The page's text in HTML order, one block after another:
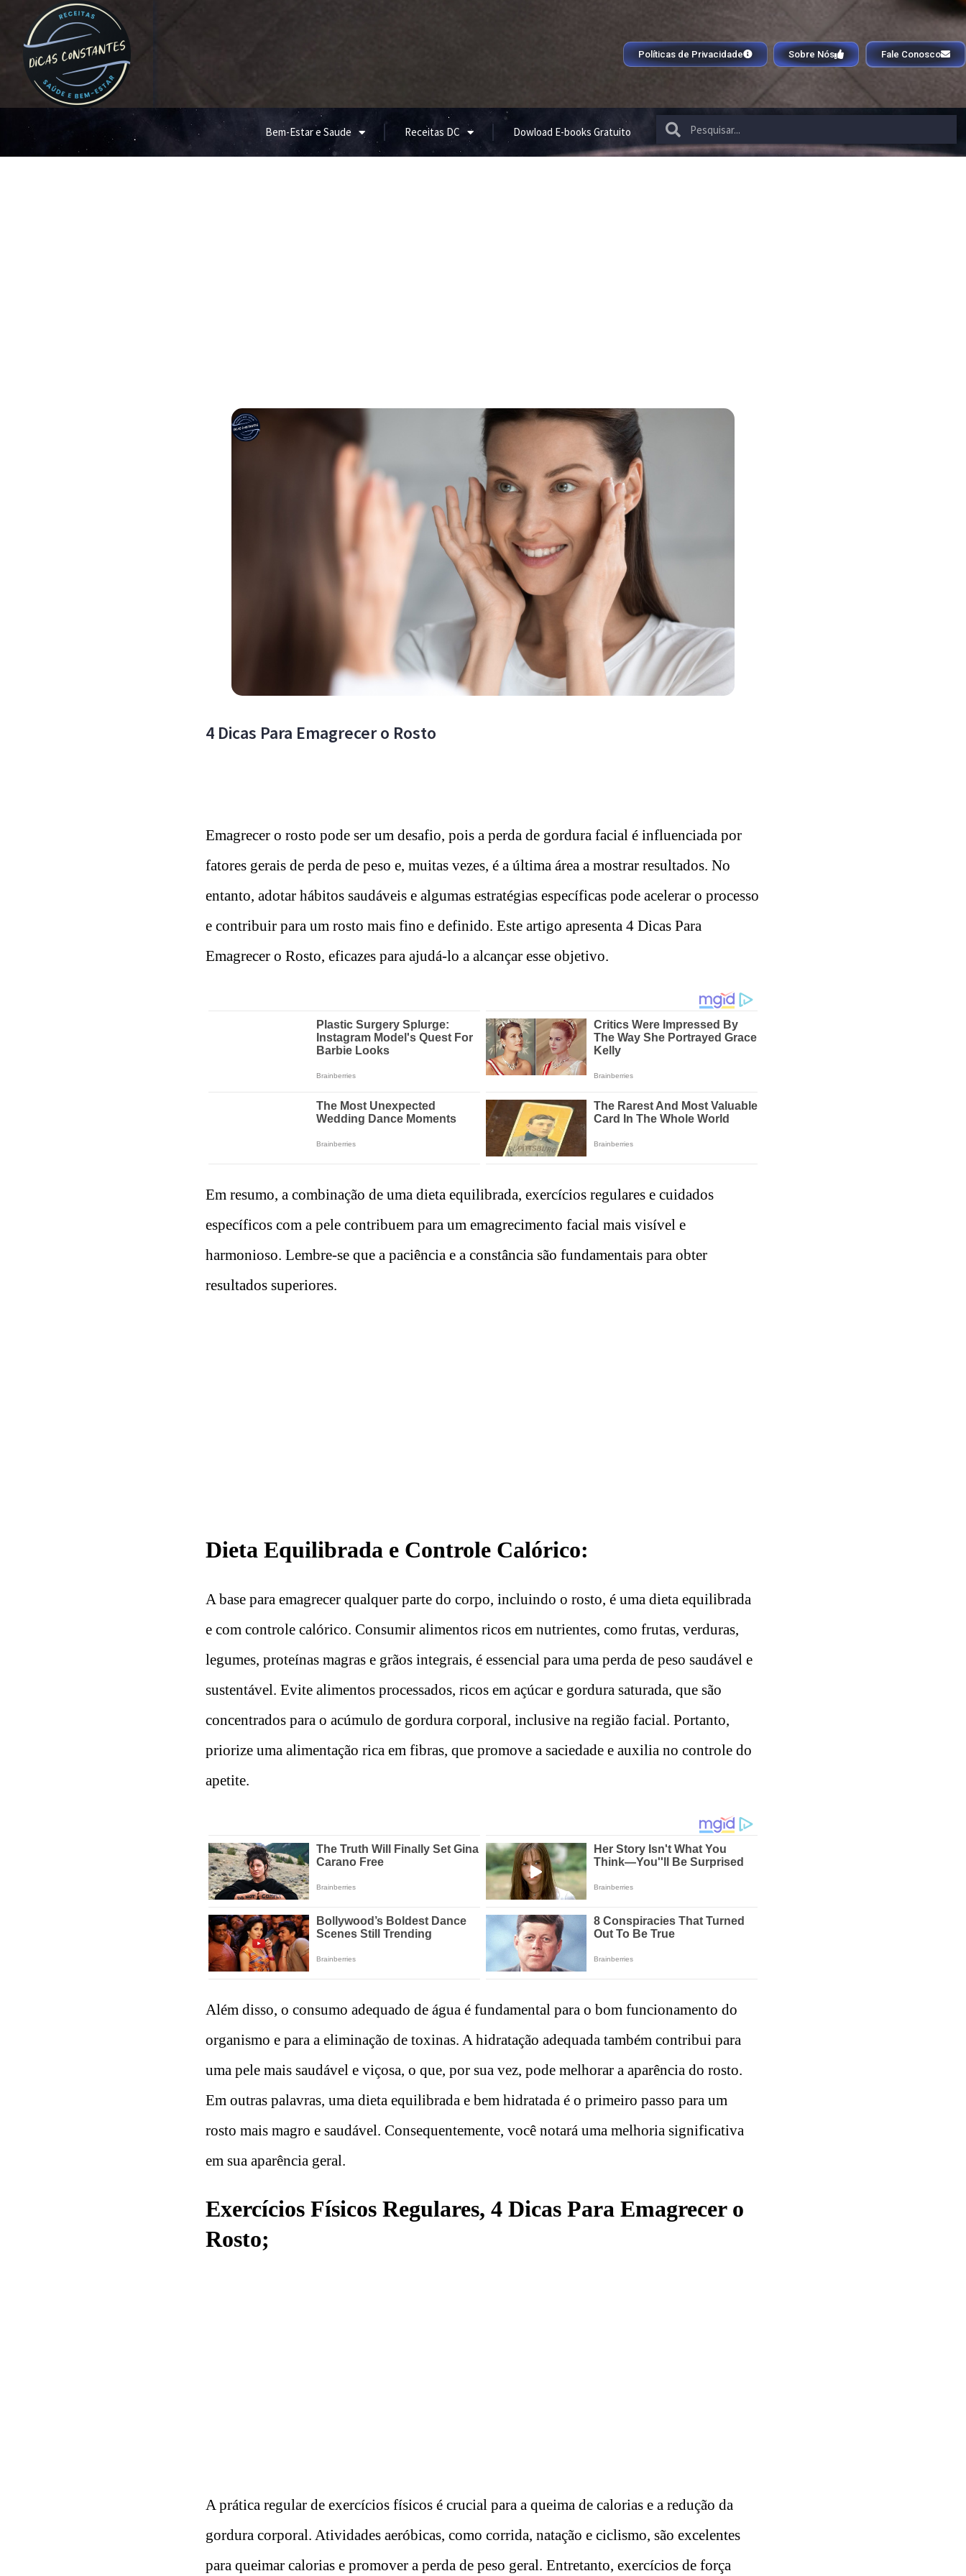
Políticas de Privacidade Sobre Nós Fale Conosco
Bem-Estar e Saude Receitas DC Dowload E-books Gratuito
4 Dicas Para Emagrecer o Rosto
Emagrecer o rosto pode ser um desafio, pois a perda de gordura facial é influenciada por
fatores gerais de perda de peso e, muitas vezes, é a última área a mostrar resultados. No
entanto, adotar hábitos saudáveis ​​e algumas estratégias específicas pode acelerar o processo
e contribuir para um rosto mais fino e definido. Este artigo apresenta 4 Dicas Para
Emagrecer o Rosto, eficazes para ajudá-lo a alcançar esse objetivo.
Em resumo, a combinação de uma dieta equilibrada, exercícios regulares e cuidados
específicos com a pele contribuem para um emagrecimento facial mais visível e
harmonioso. Lembre-se que a paciência e a constância são fundamentais para obter
resultados superiores.
Dieta Equilibrada e Controle Calórico:
A base para emagrecer qualquer parte do corpo, incluindo o rosto, é uma dieta equilibrada
e com controle calórico. Consumir alimentos ricos em nutrientes, como frutas, verduras,
legumes, proteínas magras e grãos integrais, é essencial para uma perda de peso saudável e
sustentável. Evite alimentos processados, ricos em açúcar e gordura saturada, que são
concentrados para o acúmulo de gordura corporal, inclusive na região facial. Portanto,
priorize uma alimentação rica em fibras, que promove a saciedade e auxilia no controle do
apetite.
Além disso, o consumo adequado de água é fundamental para o bom funcionamento do
organismo e para a eliminação de toxinas. A hidratação adequada também contribui para
uma pele mais saudável e viçosa, o que, por sua vez, pode melhorar a aparência do rosto.
Em outras palavras, uma dieta equilibrada e bem hidratada é o primeiro passo para um
rosto mais magro e saudável. Consequentemente, você notará uma melhoria significativa
em sua aparência geral.
Exercícios Físicos Regulares, 4 Dicas Para Emagrecer o
Rosto;
A prática regular de exercícios físicos é crucial para a queima de calorias e a redução da
gordura corporal. Atividades aeróbicas, como corrida, natação e ciclismo, são excelentes
para queimar calorias e promover a perda de peso geral. Entretanto, exercícios de força